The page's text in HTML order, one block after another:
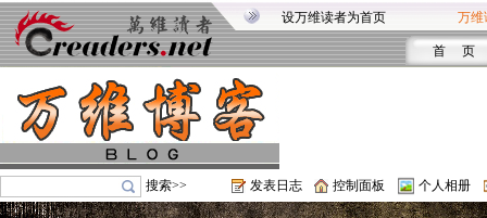
设万维读者为首页 万维
首 页
搜索>> 发表日志 控制面板 个人相册